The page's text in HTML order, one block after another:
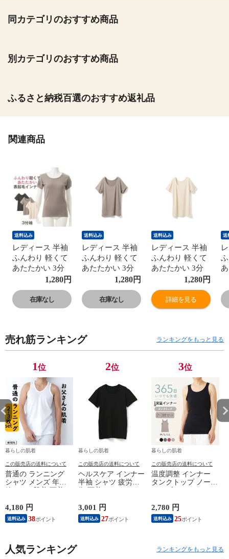
同カテゴリのおすすめ商品
別カテゴリのおすすめ商品
ふるさと納税百選のおすすめ返礼品
関連商品
送料込み
レディース 半袖
ふんわり 軽くて
あたたかい 3分
袖 秋冬 暖かい
あたたかい 保温
表起毛 無地 シン
プル ストレッチ
ワイト/グレー/チ
ャコールグレー
RT 防寒
1,280円
在庫なし
送料込み
レディース 半袖
ふんわり 軽くて
あたたかい 3分
袖 秋冬 暖かい
あたたかい 保温
表起毛 無地 シン
プル ストレッチ
ワイト/グレー/チ
ャコールグレー
RT 防寒
1,280円
在庫なし
送料込み
レディース 半袖
ふんわり 軽くて
あたたかい 3分
袖 秋冬 暖かい
あたたかい 保温
表起毛 無地 シン
プル ストレッチ
ワイト/グレー/チ
ャコールグレー
1,280円
詳細を見る
送
売れ筋ランキング ランキングをもっと見る
1位
暮らしの肌着
この販売店の送料について
普通の ランニング
シャツ メンズ 年間
ンクトップ ノースリ
ーブ インナー 紳士
男性 シニア 抗菌 防
4,180 円
送料込み 38
2位
暮らしの肌着
この販売店の送料について
ヘルスケア インナー
半袖 シャツ 疲労回
外線 疲労軽減 ボデ
ィケア 健康 プレゼ
ント ギフト ヘルス
3,001 円
送料込み 27
3位
暮らしの肌着
この販売店の送料について
温度調整 インナー
タンクトップ ノース
オフホワイト/ブラウ
ン/ブラック/チャコ
ールグレー/ピンク
2,780 円
送料込み 25
人気ランキング ランキングをもっと見る